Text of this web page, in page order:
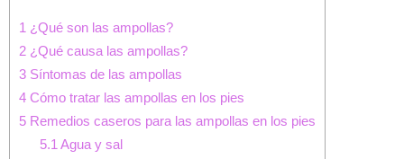
1 ¿Qué son las ampollas?
2 ¿Qué causa las ampollas?
3 Síntomas de las ampollas
4 Cómo tratar las ampollas en los pies
5 Remedios caseros para las ampollas en los pies
5.1 Agua y sal